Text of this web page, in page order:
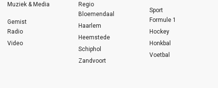
Muziek & Media
Gemist
Radio
Video
Regio
Bloemendaal
Haarlem
Heemstede
Schiphol
Zandvoort
Sport
Formule 1
Hockey
Honkbal
Voetbal